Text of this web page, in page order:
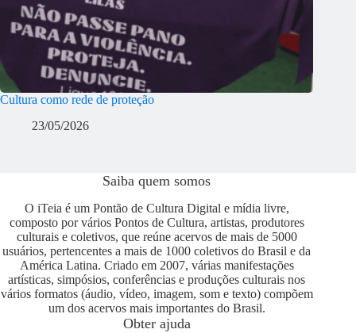
Cultura como rede de proteção
23/05/2026
Saiba quem somos
O iTeia é um Pontão de Cultura Digital e mídia livre,
composto por vários Pontos de Cultura, artistas, produtores
culturais e coletivos, que reúne acervos de mais de 5000
usuários, pertencentes a mais de 1000 coletivos do Brasil e da
América Latina. Criado em 2007, várias manifestações
artísticas, simpósios, conferências e produções culturais nos
vários formatos (áudio, vídeo, imagem, som e texto) compõem
um dos acervos mais importantes do Brasil.
Obter ajuda